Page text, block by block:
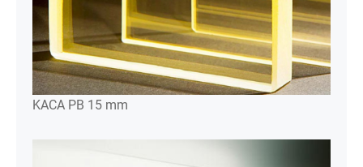
KACA PB 15 mm